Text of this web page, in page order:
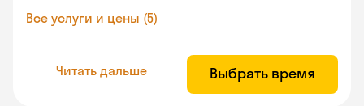
Все услуги и цены (5)
Читать дальше Выбрать время